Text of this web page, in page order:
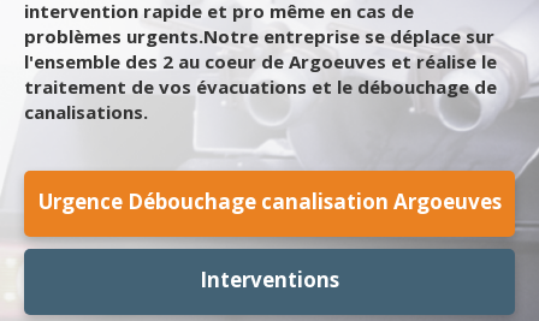
intervention rapide et pro même en cas de
problèmes urgents.Notre entreprise se déplace sur
l'ensemble des 2 au coeur de Argoeuves et réalise le
traitement de vos évacuations et le débouchage de
canalisations.
Urgence Débouchage canalisation Argoeuves
Interventions